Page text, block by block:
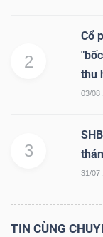
2
Cổ
thu
03/08
3
31/07
TIN CÙNG
NGÀNH
CỔ
PHIẾU